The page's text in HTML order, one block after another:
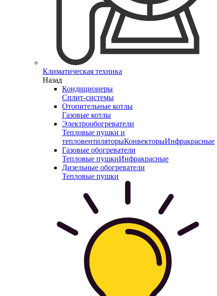
Климатическая техника
Назад
Кондиционеры
Сплит-системы
Отопительные котлы
Газовые котлы
Электрообогреватели
Тепловые пушки и
тепловентиляторыКонвекторыИнфракрасные
Газовые обогреватели
Тепловые пушкиИнфракрасные
Дизельные обогреватели
Тепловые пушки